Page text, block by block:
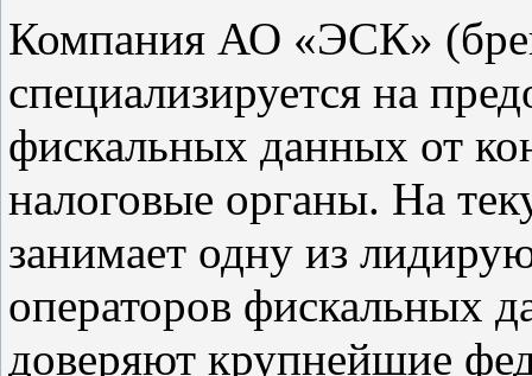
Компания АО «ЭСК»
специализируется на
фискальных данных от
налоговые органы. На
занимает одну из
операторов
доверяют крупнейшие